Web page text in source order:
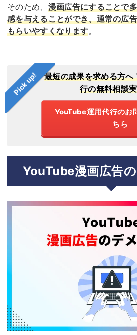
そのため、 漫画広告にすることで
感を与えることができ、通常の広
もらいやすくなります。
Pick up! 最短の成果を求める方へ
行の無料相談
YouTube運用代行のお
ちら
YouTube漫画広告